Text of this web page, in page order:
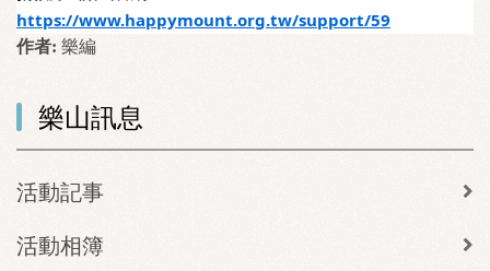
https://www.happymount.org.tw/support/59
作者: 樂編
樂山訊息
活動記事
活動相簿